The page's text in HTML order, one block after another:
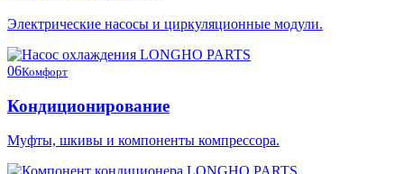
Электрические насосы и циркуляционные модули.
06Комфорт
Кондиционирование
Муфты, шкивы и компоненты компрессора.